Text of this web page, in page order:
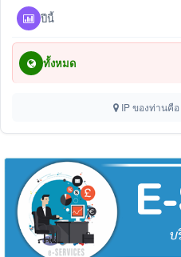
ปีนี้
ทั้งหมด
IP ของท่านคือ